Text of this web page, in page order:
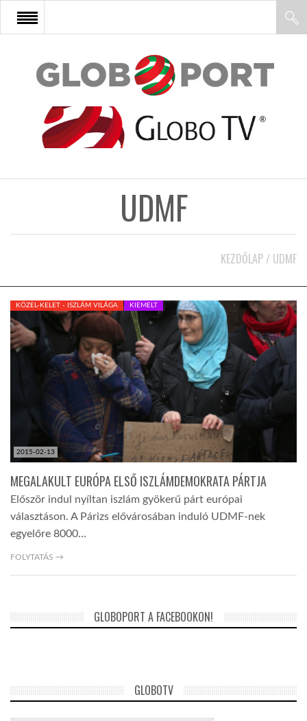
FŐOLDAL
AFRIKA
KÖZEL-KELET
AUSZTRÁLIA
A VILÁG ITTHON
GLOBOTV BP
GLOBOTV
UDMF
KEZDŐLAP / UDMF
2015-02-13
KÖZEL-KELET - ISZLÁM VILÁGA KIEMELT
MEGALAKULT EURÓPA ELSŐ ISZLÁMDEMOKRATA PÁRTJA
Először indul nyíltan iszlám gyökerű párt európai
választáson. A Párizs elővárosában induló UDMF-nek
egyelőre 8000…
FOLYTATÁS →
GLOBOPORT A FACEBOOKON!
GLOBOTV